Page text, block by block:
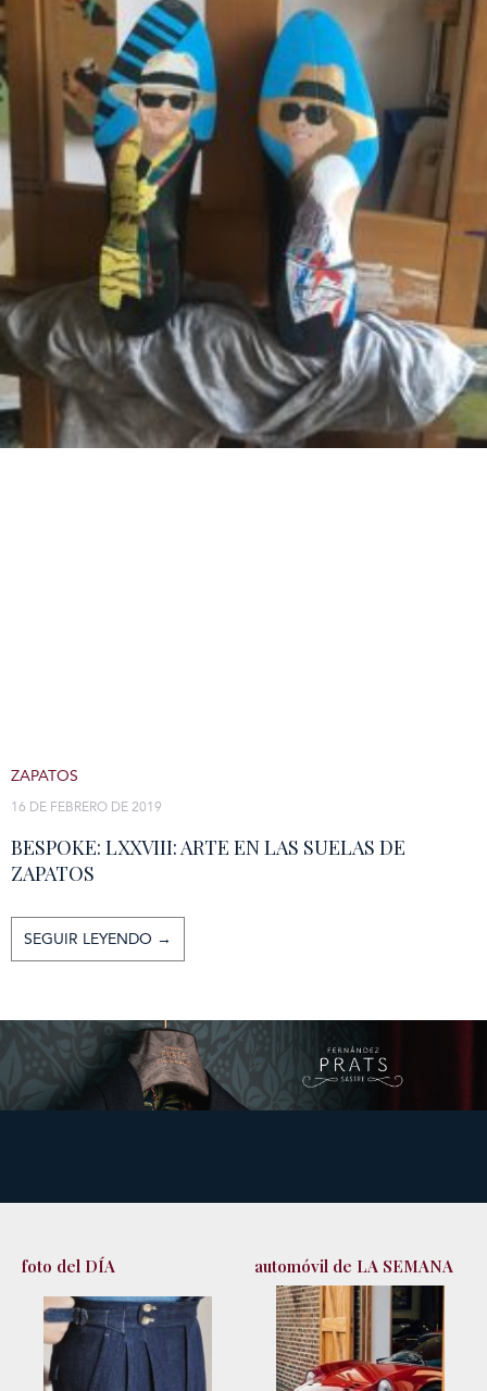
BESPOKE: LXXVIII: ARTE EN LAS SUELAS DE
ZAPATOS
16 DE FEBRERO DE 2019
ZAPATOS
SEGUIR LEYENDO →
foto del DÍA automóvil de LA SEMANA